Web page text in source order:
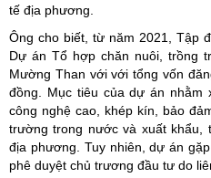
tế địa phương.
Ông cho biết, từ năm 2021, Tập
Dự án Tổ hợp chăn nuôi, trồng
Mường Than với với tổng vốn
đồng. Mục tiêu của dự án nhằm
công nghệ cao, khép kín, bảo
trường trong nước và xuất khẩu,
địa phương. Tuy nhiên, dự án
phê duyệt chủ trương đầu tư do